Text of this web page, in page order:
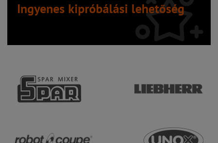
Ingyenes kipróbálási lehetőség